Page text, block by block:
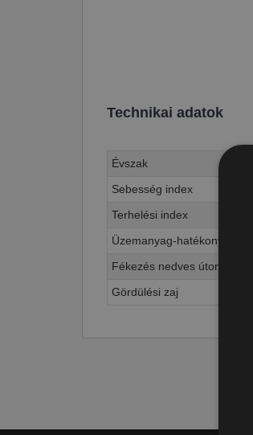
Technikai adatok
Évszak
Sebesség index
Terhelési index
Üzemanyag-hatékonyság
Fékezés nedves úton
Gördülési zaj